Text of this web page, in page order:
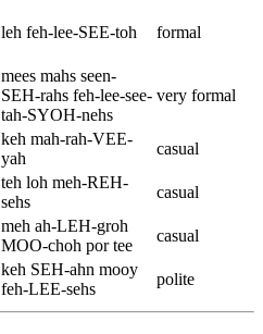
leh feh-lee-SEE-toh formal
mees mahs seen-
SEH-rahs feh-lee-see-
tah-SYOH-nehs
very formal
keh mah-rah-VEE-
yah
casual
teh loh meh-REH-
sehs
casual
meh ah-LEH-groh
MOO-choh por tee
casual
keh SEH-ahn mooy
feh-LEE-sehs
polite